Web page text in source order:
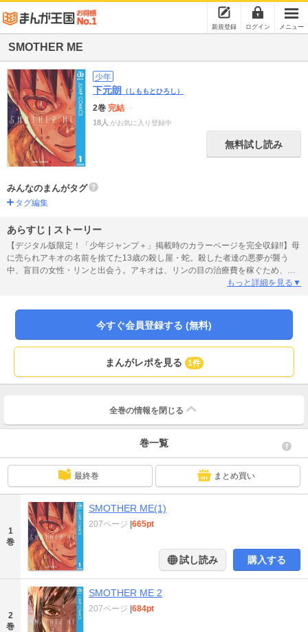
新規登録 ログイン メニュー
SMOTHER ME
少年
下元朗 （しももとひろし）
2巻 完結
18人 がお気に入り登録中
無料試し読み
みんなのまんがタグ
タグ編集
あらすじ | ストーリー
【デジタル版限定！「少年ジャンプ＋」掲載時のカラーページを完全収録!!】母
に売られアキオの名前を捨てた13歳の殺し屋・蛇。殺した者達の悪夢が襲う
中、盲目の女性・リンと出会う。アキオは、リンの目の治療費を稼ぐため、危
もっと詳細を見る▼
今すぐ会員登録する (無料)
まんがレポを見る 1件
全巻の情報を 閉じる
巻一覧
最終巻 まとめ買い
1
巻
SMOTHER ME(1)
207ページ |665pt
試し読み 購入する
2
巻
SMOTHER ME 2
207ページ |684pt